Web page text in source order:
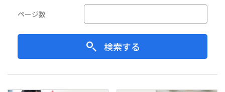
ページ数
検索する